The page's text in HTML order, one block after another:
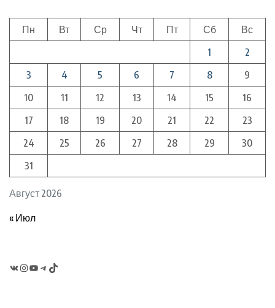
Август 2026
Пн Вт Ср Чт Пт Сб
Вс
1
2
3
4 5 6 7 8
9
10
11 12 13 14 15
16
17
18 19 20 21 22
23
24
25 26 27 28 29
30
31
« Июл
Instagram
YouTubeTelegram
TikTok